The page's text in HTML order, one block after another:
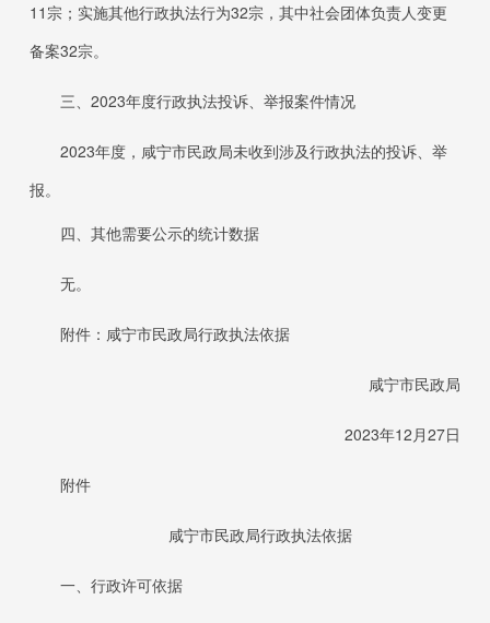
11宗；实施其他行政执法行为32宗，其中社会团体负责人变更
备案32宗。
三、 2023年度行政执法投诉、举报案件情况
2023年度，咸宁市民政局未收到涉及行政执法的投诉、举
报。
四、其他需要公示的统计数据
无。
附件：咸宁市民政局行政执法依据
咸宁市民政局
2023年12月27日
附件
咸宁市民政局行政执法依据
一、行政许可依据